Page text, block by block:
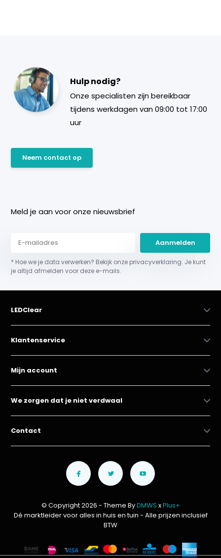
Hulp nodig?
Onze specialisten zijn bereikbaar
tijdens werkdagen van 09:00 tot 17:00
uur
Neem contact op
Meld je aan voor onze nieuwsbrief
Aanmelden
* Hoe we je data verwerken? Bekijk onze privacyverklaring. Je kunt
je altijd afmelden voor deze e-mails.
LEDClear
Klantenservice
Mijn account
We zorgen dat je niet verdwaal
Contact
© Copyright 2026 - Theme ByDMWS xPlus+
Dé marktleider voor alles in huis en tuin - Alle prijzen inclusief
BTW